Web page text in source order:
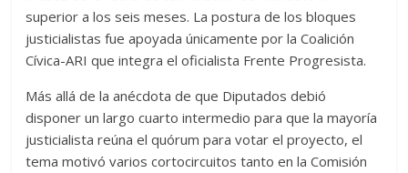
superior a los seis meses. La postura de los bloques
justicialistas fue apoyada únicamente por la Coalición
Cívica-ARI que integra el oficialista Frente Progresista.
Más allá de la anécdota de que Diputados debió
disponer un largo cuarto intermedio para que la mayoría
justicialista reúna el quórum para votar el proyecto, el
tema motivó varios cortocircuitos tanto en la Comisión